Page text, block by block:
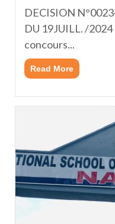
DECISION
DU 19JUILL. /
concours...
Read More